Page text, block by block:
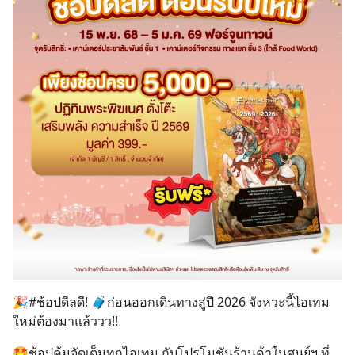
🎉#ช้อปดีลดี! 🧳ก่อนออกเดินทางสู่ปี 2026 จังหวะนี้ไอเทม
ใหม่ต้องมาแล้ววว!!